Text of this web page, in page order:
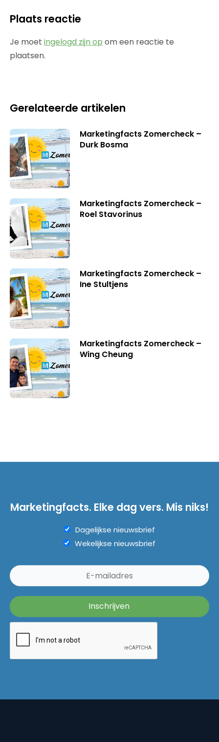
Plaats reactie
Je moet ingelogd zijn op om een reactie te
plaatsen.
Gerelateerde artikelen
Marketingfacts Zomercheck –
Durk Bosma
Marketingfacts Zomercheck –
Roel Stavorinus
Marketingfacts Zomercheck –
Ine Stultjens
Marketingfacts Zomercheck –
Wing Cheung
Marketingfacts. Elke dag vers. Mis niks!
Dagelijkse nieuwsbrief
Wekelijkse nieuwsbrief